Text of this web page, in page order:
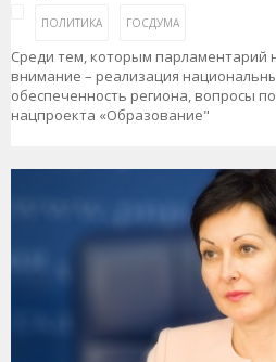
ПОЛИТИКА ГОСДУМА
Среди тем, которым парламентарий
внимание – реализация
обеспеченность региона, вопросы
нацпроекта «Образование"